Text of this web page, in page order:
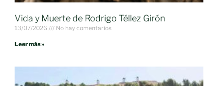
Vida y Muerte de Rodrigo Téllez Girón
13/07/2026 No hay comentarios
Leer más »